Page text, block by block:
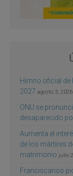
Himno oficial de
2027 agosto 3, 2026
ONU se
desaparecido
Aumenta el
de los mártires
matrimonio julio
Franciscanos